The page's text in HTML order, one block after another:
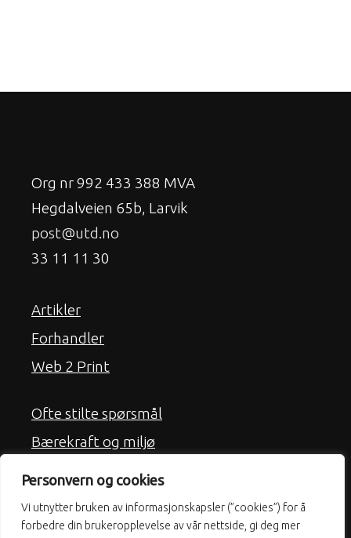
Personvern og cookies
Vi utnytter bruken av informasjonskapsler (”cookies”) for å
forbedre din brukeropplevelse av vår nettside, gi deg mer
Org nr 992 433 388 MVA
Hegdalveien 65b, Larvik
post@utd.no
33 11 11 30
Artikler
Forhandler
Web 2 Print
Ofte stilte spørsmål
Bærekraft og miljø
Kjøpsbetingelser
Personvern & Cookies